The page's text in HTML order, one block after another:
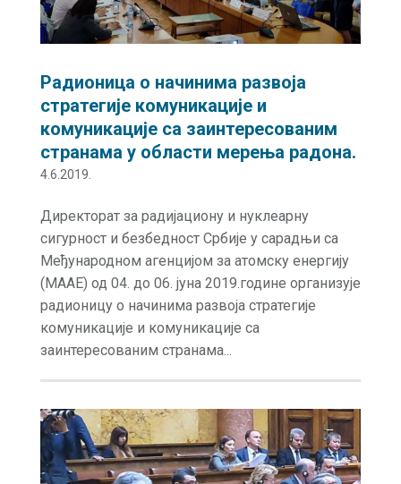
Радионицa о начинима развоја
стратегије комуникације и
комуникације са заинтересованим
странама у области мерења радона.
4.6.2019.
Директорат за радијациону и нуклеарну
сигурност и безбедност Србије у сарадњи са
Међународном агенцијом за атомску енергију
(МААЕ) од 04. до 06. јуна 2019.године организује
радионицу о начинима развоја стратегије
комуникације и комуникације са
заинтересованим странама...